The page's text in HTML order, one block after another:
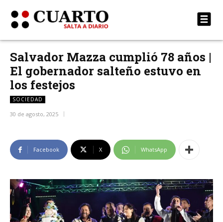
Salvador Mazza cumplió 78 años |
El gobernador salteño estuvo en
los festejos
SOCIEDAD
30 de agosto, 2025
Facebook X WhatsApp